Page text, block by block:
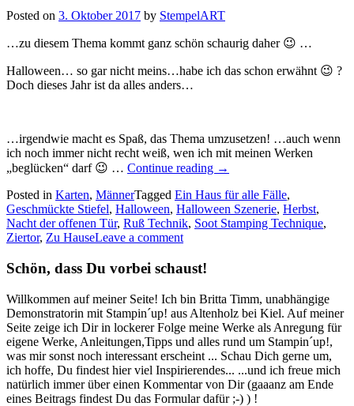
Varinate…“
Posted on 3. Oktober 2017 by StempelART
…zu diesem Thema kommt ganz schön schaurig daher 😉 …
Halloween… so gar nicht meins…habe ich das schon erwähnt 😉 ?
Doch dieses Jahr ist da alles anders…
…irgendwie macht es Spaß, das Thema umzusetzen! …auch wenn
ich noch immer nicht recht weiß, wen ich mit meinen Werken
„beglücken“ darf 😉 … Continue reading
„Mach
wenn
Du
Dich
Variante…“
→
Posted in Karten, MännerTagged Ein Haus für alle Fälle,
Geschmückte Stiefel, Halloween, Halloween Szenerie, Herbst,
Nacht der offenen Tür, Ruß Technik, Soot Stamping Technique,
Ziertor, Zu HauseLeave a comment
Schön, dass Du vorbei schaust!
Willkommen auf meiner Seite! Ich bin Britta Timm, unabhängige
Demonstratorin mit Stampin´up! aus Altenholz bei Kiel. Auf meiner
Seite zeige ich Dir in lockerer Folge meine Werke als Anregung für
eigene Werke, Anleitungen,Tipps und alles rund um Stampin´up!,
was mir sonst noch interessant erscheint ... Schau Dich gerne um,
ich hoffe, Du findest hier viel Inspirierendes... ...und ich freue mich
natürlich immer über einen Kommentar von Dir (gaaanz am Ende
eines Beitrags findest Du das Formular dafür ;-) ) !